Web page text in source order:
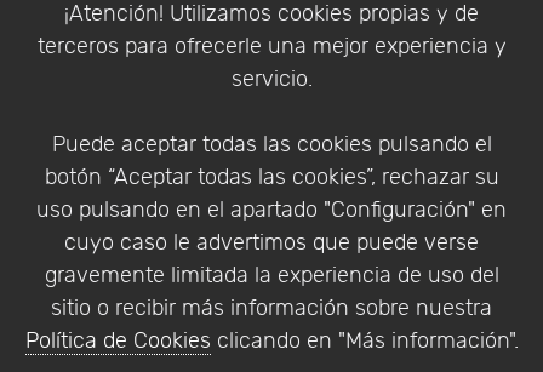
¡Atención! Utilizamos cookies propias y de
terceros para ofrecerle una mejor experiencia y
servicio.
Puede aceptar todas las cookies pulsando el
botón “Aceptar todas las cookies”, rechazar su
uso pulsando en el apartado "Configuración" en
cuyo caso le advertimos que puede verse
gravemente limitada la experiencia de uso del
sitio o recibir más información sobre nuestra
Política de Cookies clicando en "Más información".
Política de Privacidad
Condiciones de compra
Identificarse
Empresa|Aviso Legal| Política de Privacidad |
Política de Cookies
© Copyright 1994 - 2026. Addlink Software
Científico, S.L.